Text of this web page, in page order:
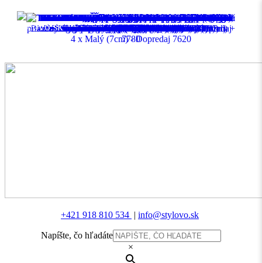
+421 918 810 534 | info@stylovo.sk
Napíšte, čo hľadáte
×